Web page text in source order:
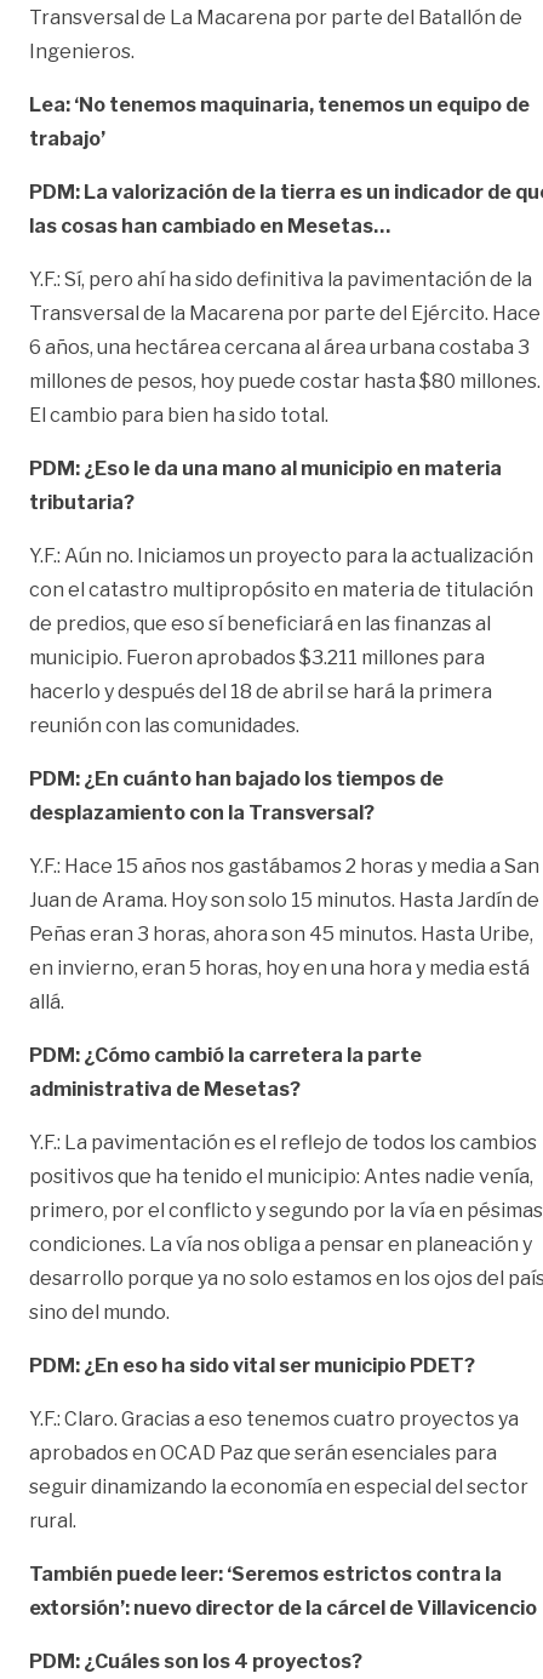
Transversal de La Macarena por parte del Batallón de
Ingenieros.
Lea: ‘No tenemos maquinaria, tenemos un equipo de
trabajo’
PDM: La valorización de la tierra es un indicador de
las cosas han cambiado en Mesetas…
Y.F.: Sí, pero ahí ha sido definitiva la pavimentación de la
Transversal de la Macarena por parte del Ejército. Hace
6 años, una hectárea cercana al área urbana costaba 3
millones de pesos, hoy puede costar hasta $80 millones.
El cambio para bien ha sido total.
PDM: ¿Eso le da una mano al municipio en materia
tributaria?
Y.F.: Aún no. Iniciamos un proyecto para la actualización
con el catastro multipropósito en materia de titulación
de predios, que eso sí beneficiará en las finanzas al
municipio. Fueron aprobados $3.211 millones para
hacerlo y después del 18 de abril se hará la primera
reunión con las comunidades.
PDM: ¿En cuánto han bajado los tiempos de
desplazamiento con la Transversal?
Y.F.: Hace 15 años nos gastábamos 2 horas y media a San
Juan de Arama. Hoy son solo 15 minutos. Hasta Jardín de
Peñas eran 3 horas, ahora son 45 minutos. Hasta Uribe,
en invierno, eran 5 horas, hoy en una hora y media está
allá.
PDM: ¿Cómo cambió la carretera la parte
administrativa de Mesetas?
Y.F.: La pavimentación es el reflejo de todos los cambios
positivos que ha tenido el municipio: Antes nadie venía,
primero, por el conflicto y segundo por la vía en pésimas
condiciones. La vía nos obliga a pensar en planeación y
desarrollo porque ya no solo estamos en los ojos del
sino del mundo.
PDM: ¿En eso ha sido vital ser municipio PDET?
Y.F.: Claro. Gracias a eso tenemos cuatro proyectos ya
aprobados en OCAD Paz que serán esenciales para
seguir dinamizando la economía en especial del sector
rural.
También puede leer: ‘Seremos estrictos contra la
extorsión’: nuevo director de la cárcel de Villavicencio
PDM: ¿Cuáles son los 4 proyectos?